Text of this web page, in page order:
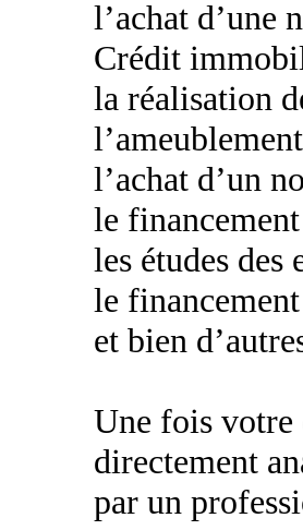
l’achat d’une
Crédit
la réalisation
l’achat d’un
le
les études des
le
et bien
Une fois votre
directement
par un